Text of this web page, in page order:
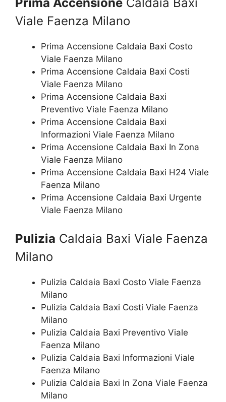
Viale Faenza Milano
Prima Accensione Caldaia Baxi Costo
Viale Faenza Milano
Prima Accensione Caldaia Baxi Costi
Viale Faenza Milano
Prima Accensione Caldaia Baxi
Preventivo Viale Faenza Milano
Prima Accensione Caldaia Baxi
Informazioni Viale Faenza Milano
Prima Accensione Caldaia Baxi In Zona
Viale Faenza Milano
Prima Accensione Caldaia Baxi H24 Viale
Faenza Milano
Prima Accensione Caldaia Baxi Urgente
Viale Faenza Milano
Pulizia Caldaia Baxi Viale Faenza
Milano
Pulizia Caldaia Baxi Costo Viale Faenza
Milano
Pulizia Caldaia Baxi Costi Viale Faenza
Milano
Pulizia Caldaia Baxi Preventivo Viale
Faenza Milano
Pulizia Caldaia Baxi Informazioni Viale
Faenza Milano
Pulizia Caldaia Baxi In Zona Viale Faenza
Milano